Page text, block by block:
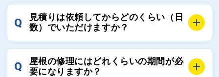
優良業者のみをご紹介できる体制により、お客様の安
心と信頼を維持しております。
屋根コネクトにお任せください。屋根コネクトでは、
工事業者へのお断りも無料で代行しております。
れる必要はございませんので、いつでもお気軽にご相
談ください。
Q
見積りは依頼してからどのくらい（日
数）でいただけますか？
工事業者にもよりますが、おおよそ現地調査後3日～1
週間前後にはお届けできます。
Q
屋根の修理にはどれくらいの期間が必
要になりますか？